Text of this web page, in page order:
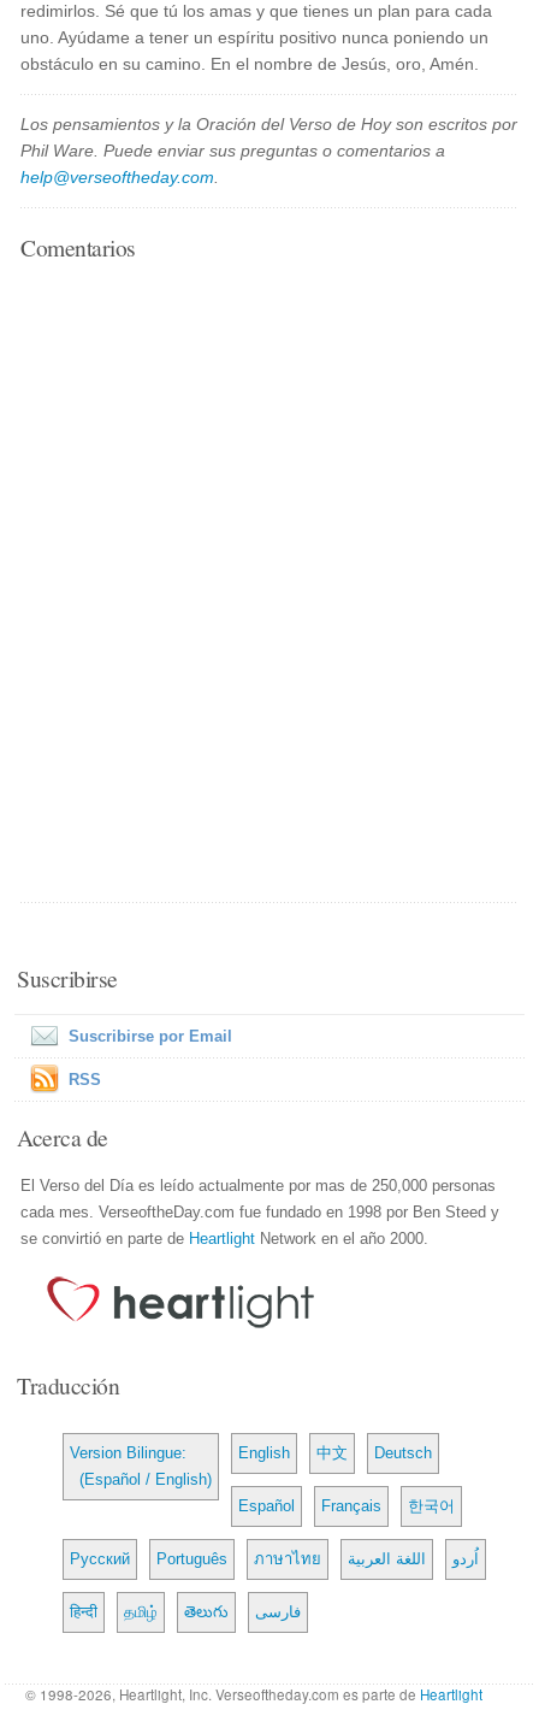
redimirlos. Sé que tú los amas y que tienes un plan para cada
uno. Ayúdame a tener un espíritu positivo nunca poniendo un
obstáculo en su camino. En el nombre de Jesús, oro, Amén.
Los pensamientos y la Oración del Verso de Hoy son escritos por
Phil Ware. Puede enviar sus preguntas o comentarios a
help@verseoftheday.com
Comentarios
Suscribirse
Suscribirse por Email
RSS
Acerca de
El Verso del Día es leído actualmente por mas de 250,000 personas
cada mes. VerseoftheDay.com fue fundado en 1998 por Ben Steed y
se convirtió en parte de Heartlight Network en el año 2000.
Traducción
Version Bilingue:
(Español / English)
English 中文 Deutsch
Español Français 한국어
Русский Português ภาษาไทย اللغة العربية اُردو
हिन्दी தமிழ் తెలుగు فارسی
© 1998-2026, Heartlight, Inc. Verseoftheday.com es parte de Heartlight